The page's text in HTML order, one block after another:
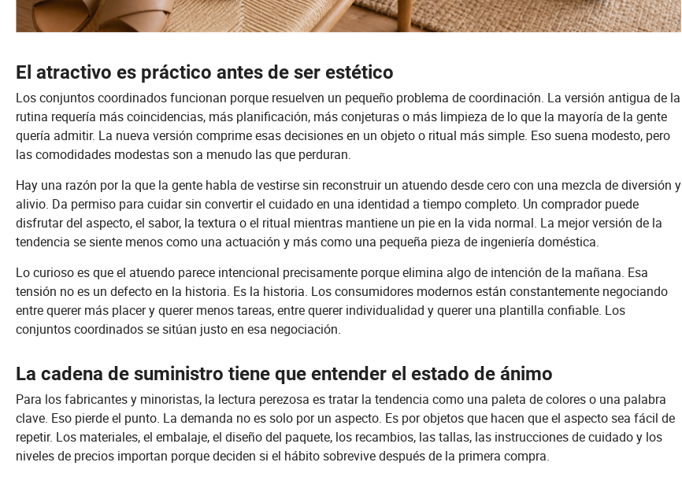
El atractivo es práctico antes de ser estético
Los conjuntos coordinados funcionan porque resuelven un pequeño problema de coordinación. La versión antigua de la
rutina requería más coincidencias, más planificación, más conjeturas o más limpieza de lo que la mayoría de la gente
quería admitir. La nueva versión comprime esas decisiones en un objeto o ritual más simple. Eso suena modesto, pero
las comodidades modestas son a menudo las que perduran.
Hay una razón por la que la gente habla de vestirse sin reconstruir un atuendo desde cero con una mezcla de diversión y
alivio. Da permiso para cuidar sin convertir el cuidado en una identidad a tiempo completo. Un comprador puede
disfrutar del aspecto, el sabor, la textura o el ritual mientras mantiene un pie en la vida normal. La mejor versión de la
tendencia se siente menos como una actuación y más como una pequeña pieza de ingeniería doméstica.
Lo curioso es que el atuendo parece intencional precisamente porque elimina algo de intención de la mañana. Esa
tensión no es un defecto en la historia. Es la historia. Los consumidores modernos están constantemente negociando
entre querer más placer y querer menos tareas, entre querer individualidad y querer una plantilla confiable. Los
conjuntos coordinados se sitúan justo en esa negociación.
La cadena de suministro tiene que entender el estado de ánimo
Para los fabricantes y minoristas, la lectura perezosa es tratar la tendencia como una paleta de colores o una palabra
clave. Eso pierde el punto. La demanda no es solo por un aspecto. Es por objetos que hacen que el aspecto sea fácil de
repetir. Los materiales, el embalaje, el diseño del paquete, los recambios, las tallas, las instrucciones de cuidado y los
niveles de precios importan porque deciden si el hábito sobrevive después de la primera compra.